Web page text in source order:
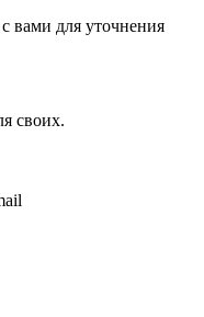
вами для уточнения
своих.